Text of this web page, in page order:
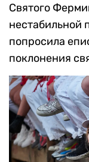
Святого
нестабильной
попросила
поклонения